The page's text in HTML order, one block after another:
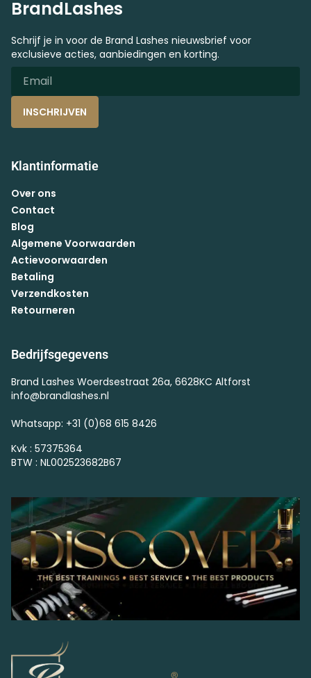
BrandLashes
Schrijf je in voor de Brand Lashes nieuwsbrief voor
exclusieve acties, aanbiedingen en korting.
INSCHRIJVEN
Klantinformatie
Over ons
Contact
Blog
Algemene Voorwaarden
Actievoorwaarden
Betaling
Verzendkosten
Retourneren
Bedrijfsgegevens
Brand Lashes Woerdsestraat 26a, 6628KC Altforst
info@brandlashes.nl
Whatsapp: +31 (0)68 615 8426
Kvk : 57375364
BTW : NL002523682B67